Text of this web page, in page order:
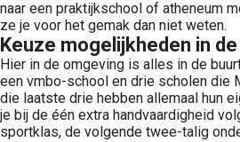
naar een praktijkschool of atheneum
ze je voor het gemak dan niet weten.
Keuze mogelijkheden in
Hier in de omgeving is alles in de
een vmbo-school en drie scholen die
die laatste drie hebben allemaal hun
je bij de één extra handvaardigheid
sportklas, de volgende twee-talig